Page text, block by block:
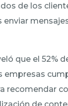
de los
que el 52%
empresas
recomendar